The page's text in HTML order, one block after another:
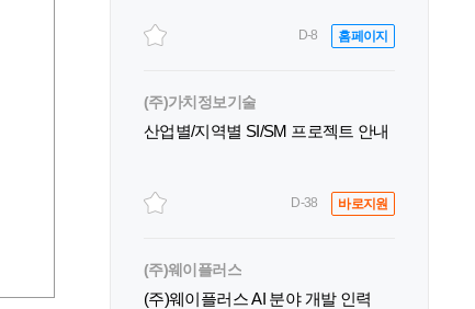
D-8 홈페이지
(주)가치정보기술
산업별/지역별 SI/SM 프로젝트 안내
D-38 바로지원
(주)웨이플러스
(주)웨이플러스 AI 분야 개발 인력